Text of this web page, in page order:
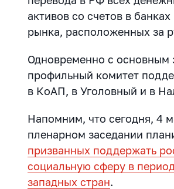
активов со счетов в
рынка, расположенных за
Одновременно с основным
профильный комитет
в КоАП, в Уголовный и в
Напомним, что сегодня, 4
пленарном заседании
призванных поддержать
социальную сферу в
западных стран.